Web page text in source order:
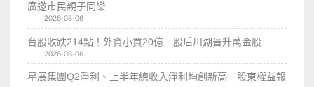
廣邀市民親子同樂
2026-08-06
台股收跌214點！外資小買20億 股后川湖晉升萬金股
2026-08-06
星展集團Q2淨利、上半年總收入淨利均創新高 股東權益報